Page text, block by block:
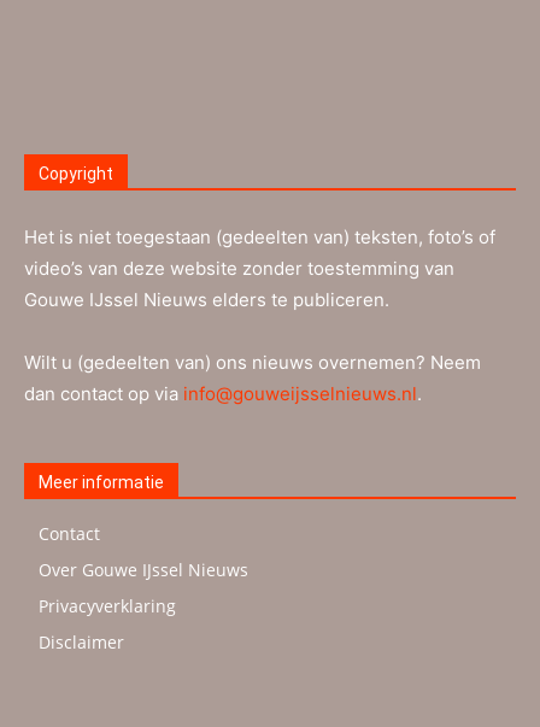
Copyright
Het is niet toegestaan (gedeelten van) teksten, foto’s of
video’s van deze website zonder toestemming van
Gouwe IJssel Nieuws elders te publiceren.
Wilt u (gedeelten van) ons nieuws overnemen? Neem
dan contact op via info@gouweijsselnieuws.nl.
Meer informatie
Contact
Over Gouwe IJssel Nieuws
Privacyverklaring
Disclaimer